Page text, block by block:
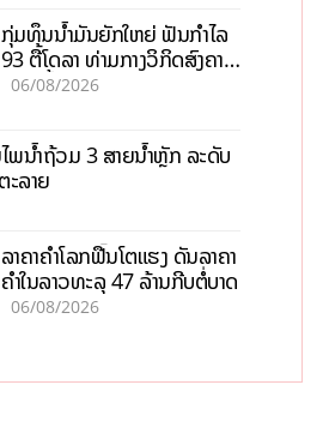
ກຸ່ມທຶນນ້ຳມັນຍັກໃຫຍ່ ຟັນກຳໄລ
93 ຕື້ໂດລາ ທ່າມກາງວິກິດສົງຄາມ
ລາຄານໍ້າມັນແພງ
06/08/2026
ພນໍ້າຖ້ວມ 3 ສາຍນໍ້າຫຼັກ ລະດັບ
ະລາຍ
ລາຄາຄຳໂລກຟື້ນໂຕແຮງ ດັນລາຄາ
ຄຳໃນລາວທະລຸ 47 ລ້ານກີບຕໍ່ບາດ
06/08/2026